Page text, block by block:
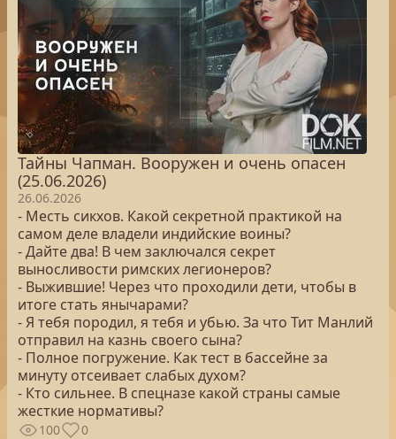
Тайны Чапман. Вооружен и очень опасен
(25.06.2026)
26.06.2026
- Месть сикхов. Какой секретной практикой на
самом деле владели индийские воины?
- Дайте два! В чем заключался секрет
выносливости римских легионеров?
- Выжившие! Через что проходили дети, чтобы в
итоге стать янычарами?
- Я тебя породил, я тебя и убью. За что Тит Манлий
отправил на казнь своего сына?
- Полное погружение. Как тест в бассейне за
минуту отсеивает слабых духом?
- Кто сильнее. В спецназе какой страны самые
жесткие нормативы?
100 0